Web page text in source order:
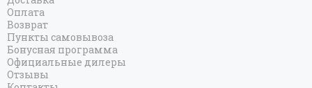
Оплата
Возврат
Пункты самовывоза
Бонусная программа
Официальные дилеры
Отзывы